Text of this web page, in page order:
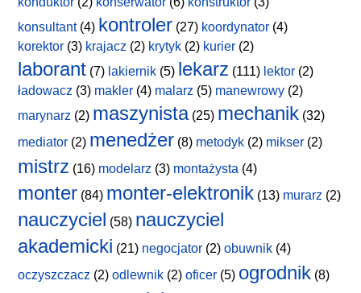
konsultant(4) kontroler (27) koordynator (4)
korektor (3) krajacz (2) krytyk (2) kurier (2)
laborant (7) lakiernik (5) lekarz (111) lektor (2)
ładowacz (3) makler (4) malarz (5) manewrowy (2)
marynarz (2) maszynista(25) mechanik (32)
mediator (2) menedżer (8) metodyk (2) mikser (2)
mistrz (16) modelarz (3) montażysta (4)
monter (84) monter-elektronik (13) murarz (2)
nauczyciel (58) nauczyciel
akademicki (21) negocjator (2) obuwnik (4)
oczyszczacz (2) odlewnik (2) oficer (5) ogrodnik (8)